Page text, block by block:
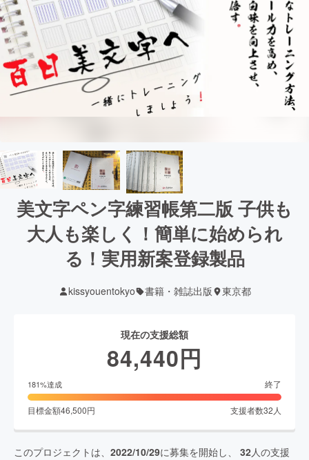
美文字ペン字練習帳第二版 子供も
大人も楽しく！簡単に始められ
る！実用新案登録製品
kissyouentokyo 書籍・雑誌出版 東京都
現在の支援総額
84,440円
181%達成 終了
目標金額46,500円 支援者数32 人
このプロジェクトは、 2022/10/29に募集を開始し、 32人の支援